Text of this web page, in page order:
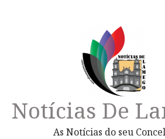
Notícias De
As Notícias do seu